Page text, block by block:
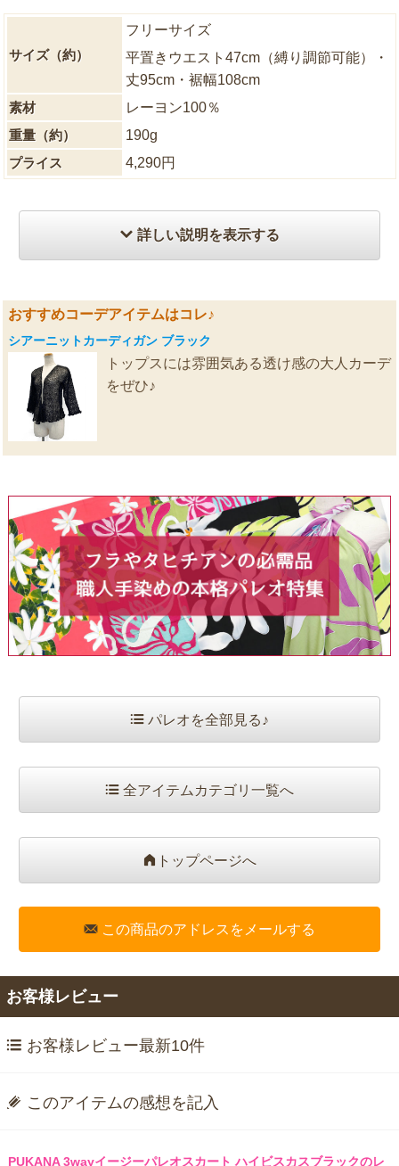
サイズ（約）
フリーサイズ
平置きウエスト47cm（縛り調節可能）・
丈95cm・裾幅108cm
素材
レーヨン100％
重量（約）
190g
プライス
4,290円
詳しい説明を表示する
おすすめコーデアイテムはコレ♪
シアーニットカーディガン ブラック
トップスには雰囲気ある透け感の大人カーデ
をぜひ♪
パレオを全部見る♪
全アイテムカテゴリ一覧へ
トップページへ
この商品のアドレスをメールする
お客様レビュー
お客様レビュー最新10件
このアイテムの感想を記入
PUKANA 3wayイージーパレオスカート ハイビスカスブラックのレ